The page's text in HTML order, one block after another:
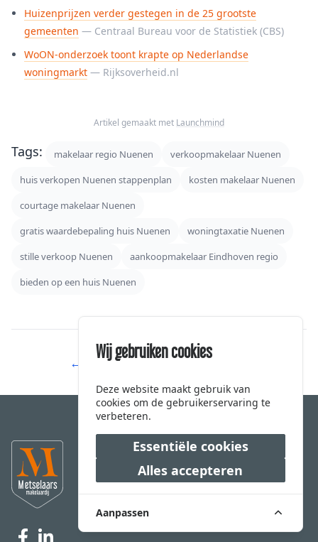
Huizenprijzen verder gestegen in de 25 grootste
gemeenten — Centraal Bureau voor de Statistiek (CBS)
WoON-onderzoek toont krapte op Nederlandse
woningmarkt — Rijksoverheid.nl
Artikel gemaakt met Launchmind
Tags: makelaar regio Nuenen
verkoopmakelaar Nuenen
huis verkopen Nuenen stappenplan
kosten makelaar Nuenen
courtage makelaar Nuenen
gratis waardebepaling huis Nuenen
woningtaxatie Nuenen
stille verkoop Nuenen
aankoopmakelaar Eindhoven regio
bieden op een huis Nuenen
← Terug naar blog overzicht
Wij gebruiken cookies
Deze website maakt gebruik van
cookies om de gebruikerservaring te
verbeteren.
Essentiële cookies
Alles accepteren
Aanpassen